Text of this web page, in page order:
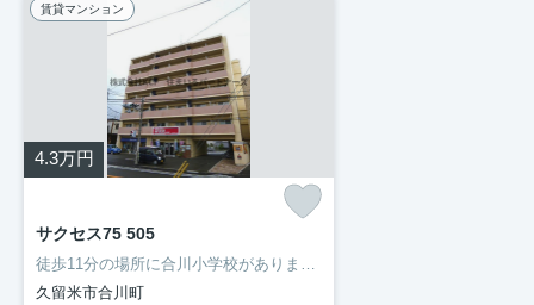
賃貸マンション
4.3万円
サクセス75 505
徒歩11分の場所に合川小学校があります。部外者の侵入を抑止するオートロック機能で、女性でも安心して暮らすことができます。初期費用のカード決済ができます。駐車場がご利用いただける物件です。久留米市や久大本線久留米大学前付近での新生活をご検討するなら、当社でお部屋探しをしてください。まずはお問い合わせからお待ちしております。
久留米市合川町